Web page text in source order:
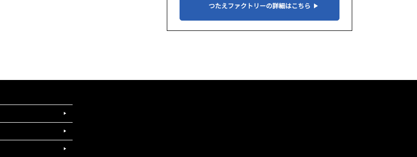
つたえファクトリーの詳細はこちら